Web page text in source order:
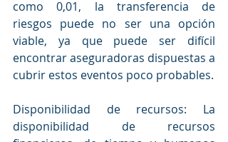
como 0,01, la transferencia de
riesgos puede no ser una opción
viable, ya que puede ser difícil
encontrar aseguradoras dispuestas a
cubrir estos eventos poco probables.
Disponibilidad de recursos: La
disponibilidad de recursos